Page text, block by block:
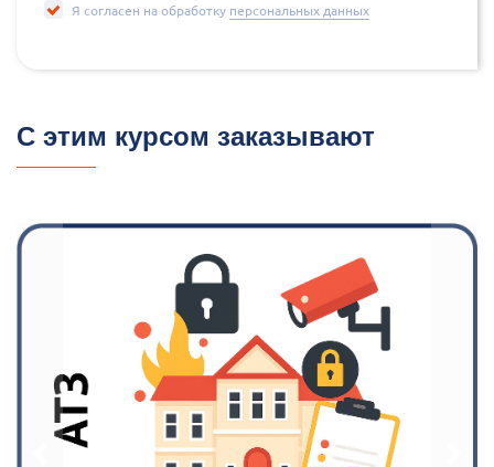
Я согласен на обработку персональных данных
С этим курсом заказывают